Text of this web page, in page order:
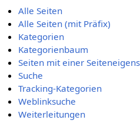
Alle Seiten
Alle Seiten (mit Präfix)
Kategorien
Kategorienbaum
Seiten mit einer
Suche
Tracking-Kategorien
Weblinksuche
Weiterleitungen